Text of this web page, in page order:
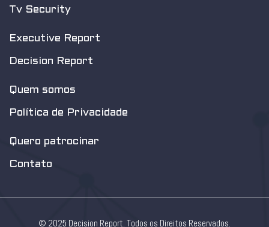
Tv Security
Executive Report
Decision Report
Quem somos
Política de Privacidade
Quero patrocinar
Contato
© 2025 Decision Report. Todos os Direitos Reservados.